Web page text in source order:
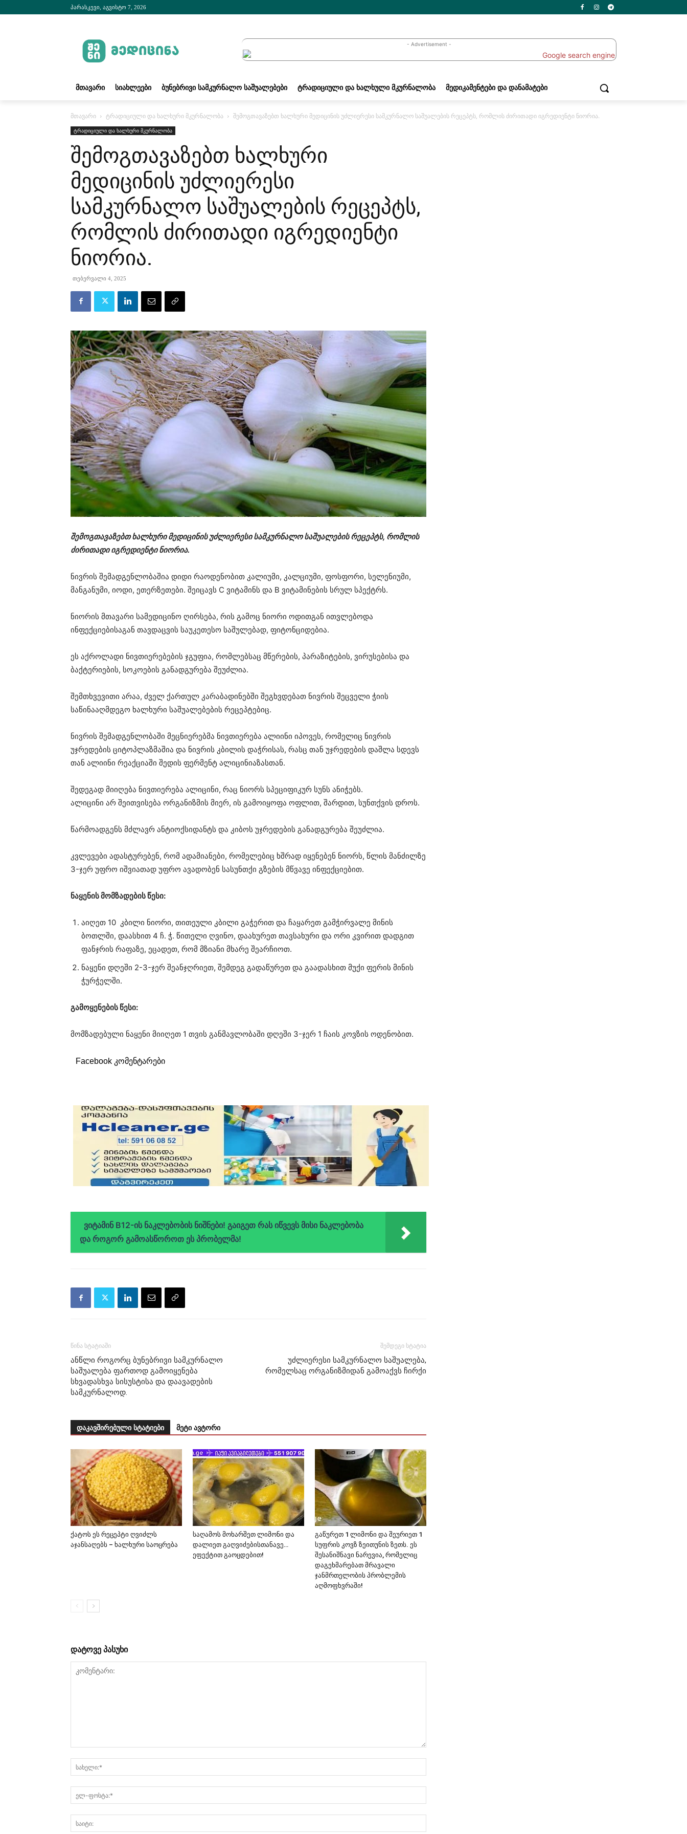
პარასკევი, აგვისტო 7, 2026
- Advertisement -
ᲛᲗᲐᲕᲐᲠᲘ ᲡᲘᲐᲮᲚᲔᲔᲑᲘ ᲑᲣᲜᲔᲑᲠᲘᲕᲘ ᲡᲐᲛᲙᲣᲠᲜᲐᲚᲝ ᲡᲐᲨᲣᲐᲚᲔᲑᲔᲑᲘ ᲢᲠᲐᲓᲘᲪᲘᲣᲚᲘ ᲓᲐ ᲮᲐᲚᲮᲣᲚᲘ ᲛᲙᲣᲠᲜᲐᲚᲝᲑᲐ ᲛᲔᲓᲘᲙᲐᲛᲔᲜᲢᲔᲑᲘ ᲓᲐ ᲓᲐᲜᲐᲛᲐᲢᲔᲑᲘ
მთავარი ტრადიციული და ხალხური მკურნალობა შემოგთავაზებთ ხალხური მედიცინის უძლიერესი სამკურნალო საშუალების რეცეპტს, რომლის ძირითადი იგრედიენტი ნიორია.
ტრადიციული და ხალხური მკურნალობა
შემოგთავაზებთ ხალხური
მედიცინის უძლიერესი
სამკურნალო საშუალების რეცეპტს,
რომლის ძირითადი იგრედიენტი
ნიორია.
თებერვალი 4, 2025
შემოგთავაზებთ ხალხური მედიცინის უძლიერესი სამკურნალო საშუალების რეცეპტს, რომლის
ძირითადი იგრედიენტი ნიორია.
ნივრის შემადგენლობაშია დიდი რაოდენობით კალიუმი, კალციუმი, ფოსფორი, სელენიუმი,
მანგანუმი, იოდი, ეთერზეთები. შეიცავს C ვიტამინს და B ვიტამინების სრულ სპექტრს.
ნიორის მთავარი სამედიცინო ღირსება, რის გამოც ნიორი ოდითგან ითვლებოდა
ინფექციებისაგან თავდაცვის საუკეთესო საშულებად, ფიტონციდებია.
ეს აქროლადი ნივთიერებების ჯგუფია, რომლებსაც მწერების, პარაზიტების, ვირუსებისა და
ბაქტერიების, სოკოების განადგურება შეუძლია.
შემთხვევითი არაა, ძველ ქართულ კარაბადინებში შეგხვდებათ ნივრის შეცველი ჭიის
საწინააღმდეგო ხალხური საშუალებების რეცეპტებიც.
ნივრის შემადგენლობაში მეცნიერებმა ნივთიერება ალიინი იპოვეს, რომელიც ნივრის
უჯრედების ციტოპლაზმაშია და ნივრის კბილის დაჭრისას, რასც თან უჯრედების დაშლა სდევს
თან ალიინი რეაქციაში შედის ფერმენტ ალიცინიაზასთან.
შედეგად მიიღება ნივთიერება ალიცინი, რაც ნიორს სპეციფიკურ სუნს ანიჭებს.
ალიცინი არ შეითვისება ორგანიზმის მიერ, ის გამოიყოფა ოფლით, შარდით, სუნთქვის დროს.
წარმოადგენს მძლავრ ანტიოქსიდანტს და კიბოს უჯრედების განადგურება შეუძლია.
კვლევები ადასტურებენ, რომ ადამიანები, რომელებიც ხშრად იყენებენ ნიორს, წლის მანძილზე
3-ჯერ უფრო იშვიათად უფრო ავადობენ სასუნთქი გზების მწვავე ინფექციებით.
ნაყენის მომზადების წესი:
აიღეთ 10 კბილი ნიორი, თითეული კბილი გაჭერით და ჩაყარეთ გამჭირვალე მინის
ბოთლში, დაასხით 4 ჩ. ჭ. წითელი ღვინო, დაახურეთ თავსახური და ორი კვირით დადგით
ფანჯრის რაფაზე, ეცადეთ, რომ მზიანი მხარე შეარჩიოთ.
ნაყენი დღეში 2-3-ჯერ შეანჯღრიეთ, შემდეგ გადაწურეთ და გაადასხით მუქი ფერის მინის
ჭურჭელში.
გამოყენების წესი:
მომზადებული ნაყენი მიიღეთ 1 თვის განმავლობაში დღეში 3-ჯერ 1 ჩაის კოვზის ოდენობით.
Facebook კომენტარები
ვიტამინ B12-ის ნაკლებობის ნიშნები! გაიგეთ რას იწვევს მისი ნაკლებობა
და როგორ გამოასწოროთ ეს პრობელმა!
წინა სტატიაში
ანწლი როგორც ბუნებრივი სამკურნალო
საშუალება ფართოდ გამოიყენება
სხვადასხვა სისუსტისა და დაავადების
სამკურნალოდ.
შემდეგი სტატია
უძლიერესი სამკურნალო საშუალება,
რომელსაც ორგანიზმიდან გამოაქვს ჩირქი
დაკავშირებული სტატიები მეტი ავტორი
ქატოს ეს რეცეპტი ღვიძლს
აჯანსაღებს – ხალხური საოცრება
საღამოს მოხარშეთ ლიმონი და
დალიეთ გაღვიძებისთანავე…
ეფექტით გაოცდებით!
გაწურეთ 1 ლიმონი და შეურიეთ 1
სუფრის კოვზ ზეითუნის ზეთს. ეს
შესანიშნავი ნარევია, რომელიც
დაგეხმარებათ მრავალი
ჯანმრთელობის პრობლემის
აღმოფხვრაში!
დატოვე პასუხი